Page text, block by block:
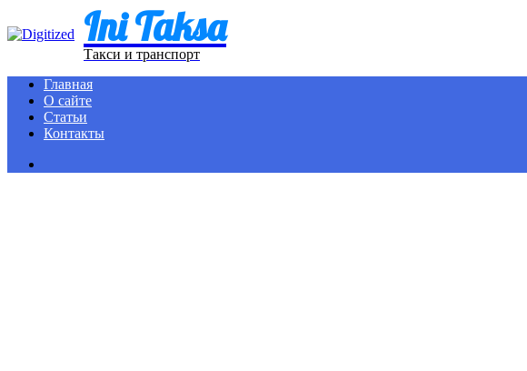
Ini Taksa
Такси и транспорт
Главная
О сайте
Статьи
Контакты